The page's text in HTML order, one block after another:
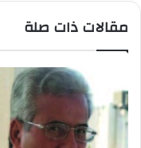
مقالات ذات صلة